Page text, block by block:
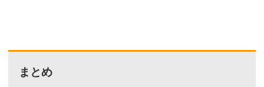
まとめ